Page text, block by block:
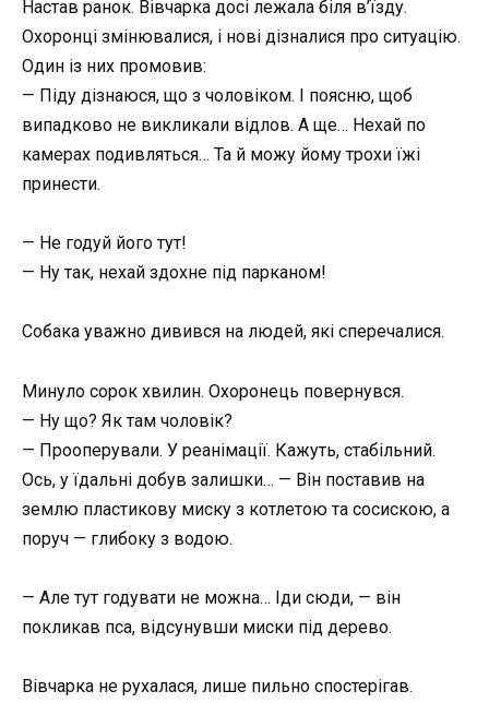
Настав ранок. Вівчарка досі лежала біля в’їзду.
Охоронці змінювалися, і нові дізналися про ситуацію.
Один із них промовив:
— Піду дізнаюся, що з чоловіком. І поясню, щоб
випадково не викликали відлов. А ще… Нехай по
камерах подивляться… Та й можу йому трохи їжі
принести.
— Не годуй його тут!
— Ну так, нехай здохне під парканом!
Собака уважно дивився на людей, які сперечалися.
Минуло сорок хвилин. Охоронець повернувся.
— Ну що? Як там чоловік?
— Прооперували. У реанімації. Кажуть, стабільний.
Ось, у їдальні добув залишки… — Він поставив на
землю пластикову миску з котлетою та сосискою, а
поруч — глибоку з водою.
— Але тут годувати не можна… Іди сюди, — він
покликав пса, відсунувши миски під дерево.
Вівчарка не рухалася, лише пильно спостерігав.